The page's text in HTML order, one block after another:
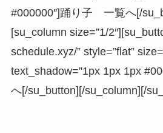
#000000″]踊り子 一覧へ[/
[su_column size=”1/
schedule.xyz/” style=”flat”
text_shadow=”1px 1px 1px
へ[/su_button][/su_column][/